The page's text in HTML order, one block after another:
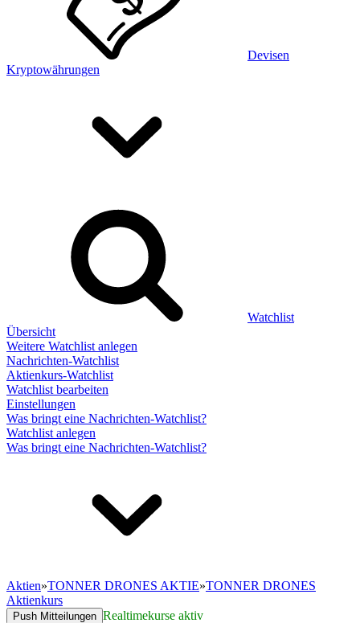
Devisen
Kryptowährungen
Watchlist
Übersicht
Weitere Watchlist anlegen
Nachrichten-Watchlist
Aktienkurs-Watchlist
Watchlist bearbeiten
Einstellungen
Was bringt eine Nachrichten-Watchlist?
Watchlist anlegen
Was bringt eine Nachrichten-Watchlist?
Aktien»TONNER DRONES AKTIE»TONNER DRONES
Aktienkurs
Push Mitteilungen Realtimekurse aktiv